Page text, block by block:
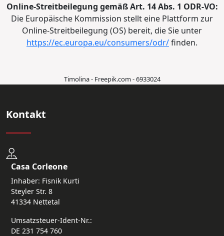
Online-Streitbeilegung gemäß Art. 14 Abs. 1 ODR-VO:
Die Europäische Kommission stellt eine Plattform zur
Online-Streitbeilegung (OS) bereit, die Sie unter
https://ec.europa.eu/consumers/odr/finden.
Timolina - Freepik.com - 6933024
Kontakt
Casa Corleone
Inhaber: Fisnik Kurti
Steyler Str. 8
41334 Nettetal
Umsatzsteuer-Ident-Nr.:
DE 231 754 760